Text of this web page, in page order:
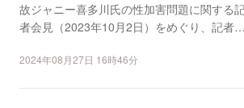
故ジャニー喜多川氏の性加害問題に関する
者会見（2023年10月2日）をめぐり、記者の
2024年08月27日 16時46分